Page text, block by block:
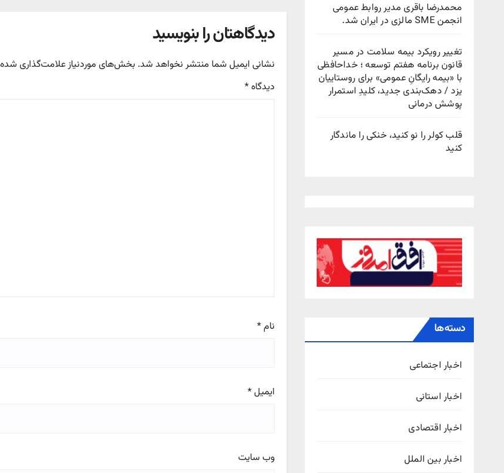
محمدرضا باقری مدیر روابط عمومی
انجمن SME مالزی در ایران شد.
تغییر رویکرد بیمه سلامت در مسیر
قانون برنامه هفتم توسعه ؛ خداحافظی
با «بیمه رایگانِ عمومی» برای روستاییان
یزد / دهک‌بندی جدید، کلیدِ استمرار
پوشش درمانی
قلب کولر را نو کنید، خنکی را ماندگار
کنید
دسته‌ها
اخبار اجتماعی
اخبار استانی
اخبار اقتصادی
اخبار بین الملل
دیدگاهتان را بنویسید
نشانی ایمیل شما منتشر نخواهد شد. بخش‌های موردنیاز علامت‌گذاری
دیدگاه*
نام*
ایمیل*
وب‌ سایت